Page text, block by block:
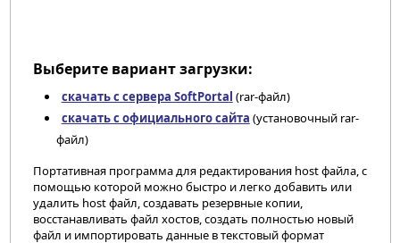
Выберите вариант загрузки:
скачать с сервера SoftPortal (rar-файл)
скачать с официального сайта (установочный rar-
файл)
Портативная программа для редактирования host файла, с
помощью которой можно быстро и легко добавить или
удалить host файл, создавать резервные копии,
восстанавливать файл хостов, создать полностью новый
файл и импортировать данные в текстовый формат